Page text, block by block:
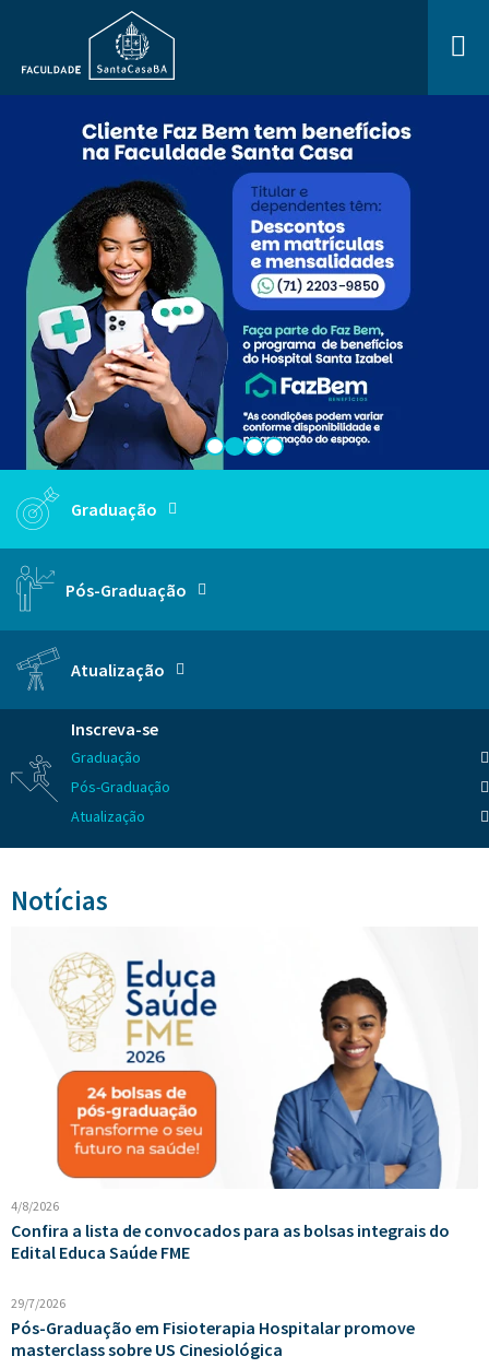
0 2 3
Graduação
Pós-Graduação
Atualização
Inscreva-se
Graduação
Pós-Graduação
Atualização
Notícias
4/8/2026
Confira a lista de convocados para as bolsas integrais do
Edital Educa Saúde FME
29/7/2026
Pós-Graduação em Fisioterapia Hospitalar promove
masterclass sobre US Cinesiológica